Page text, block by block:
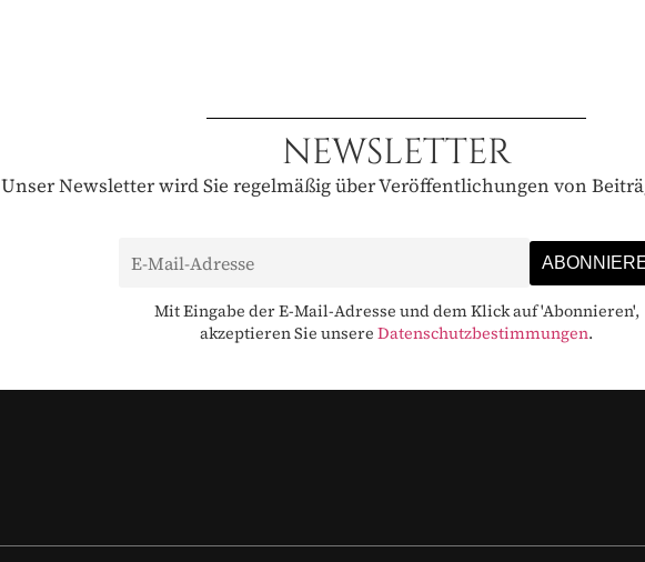
NEWSLETTER
Unser Newsletter wird Sie regelmäßig über Veröffentlichungen von
Mit Eingabe der E-Mail-Adresse und dem Klick auf 'Abonnieren',
akzeptieren Sie unsere Datenschutzbestimmungen.